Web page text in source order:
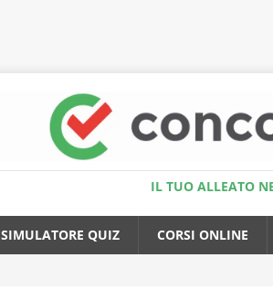
IL TUO ALLEATO
SIMULATORE QUIZ CORSI ONLINE